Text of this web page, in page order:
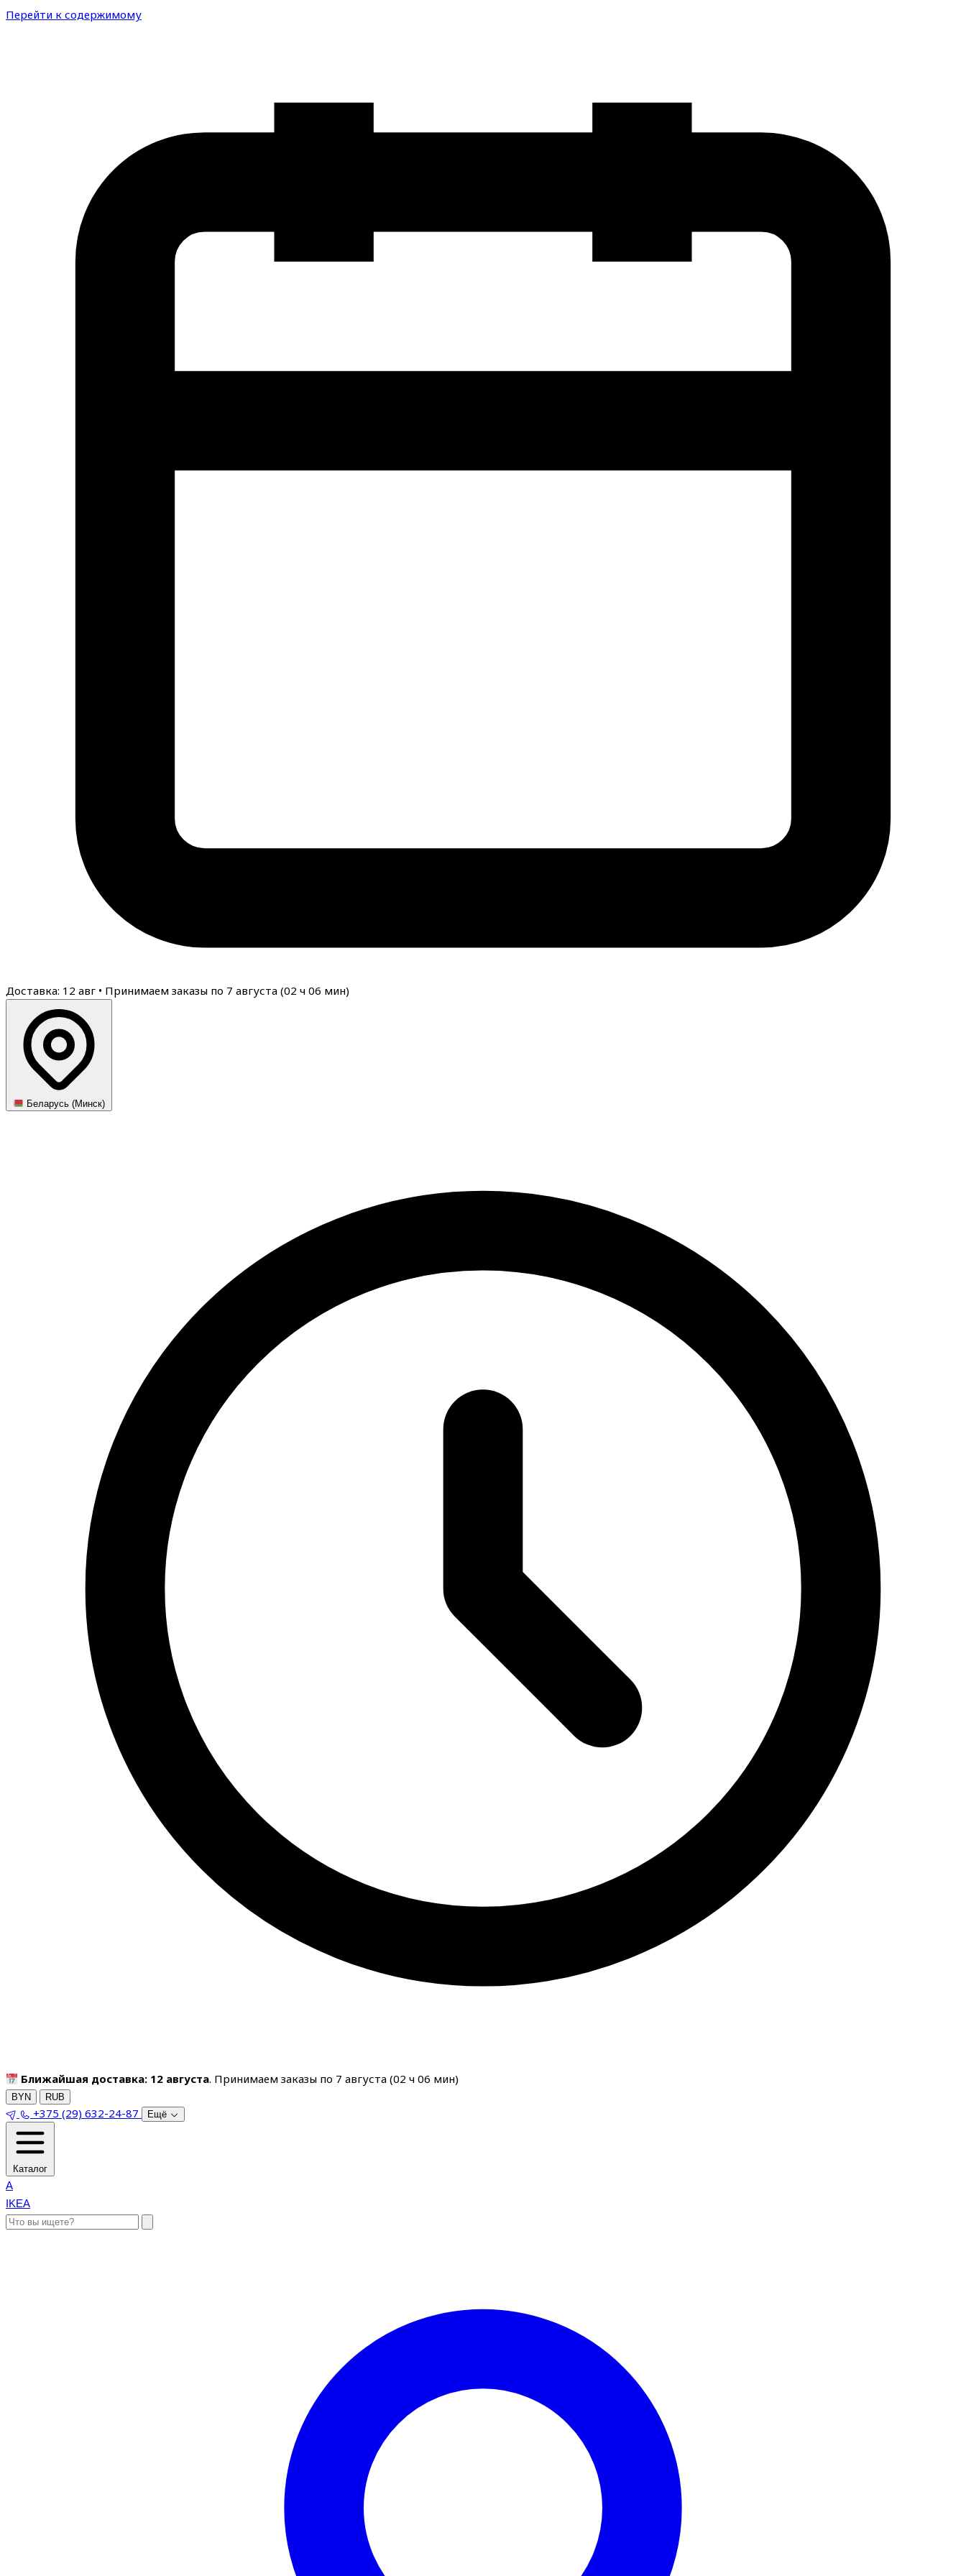
Перейти к содержимому
Доставка: 12 авг • Принимаем заказы по 7 августа (02 ч 06 мин)
Беларусь (Минск)
Ближайшая доставка: 12 августа. Принимаем заказы по 7 августа (02 ч06 мин)
BYN RUB
+375 (29) 632-24-87 Ещё
Каталог
A
IKEA